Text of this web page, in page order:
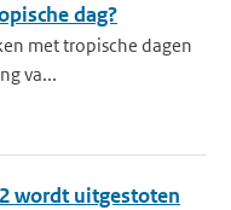
dag?
met tropische dagen
va...
wordt uitgestoten